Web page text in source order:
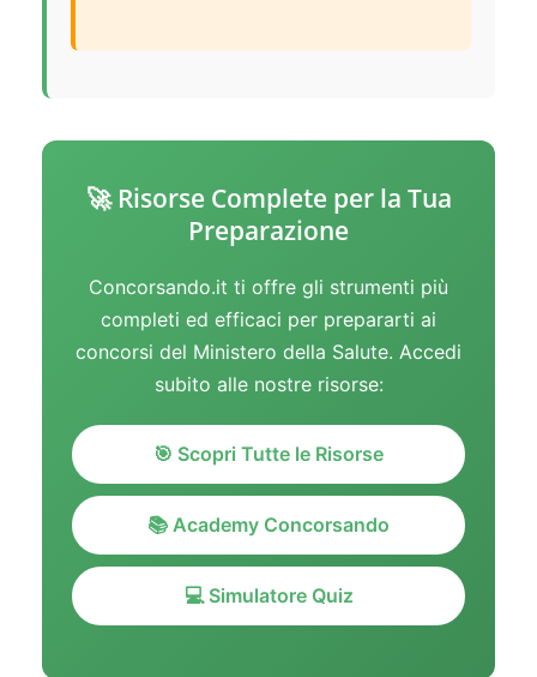
🚀 Risorse Complete per la Tua
Preparazione
Concorsando.it ti offre gli strumenti più
completi ed efficaci per prepararti ai
concorsi del Ministero della Salute. Accedi
subito alle nostre risorse:
🎯 Scopri Tutte le Risorse
📚 Academy Concorsando
💻 Simulatore Quiz